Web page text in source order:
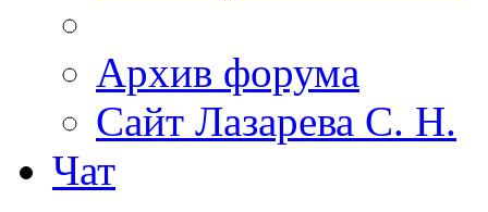
Архив форума
Сайт Лазарева С. Н.
Чат